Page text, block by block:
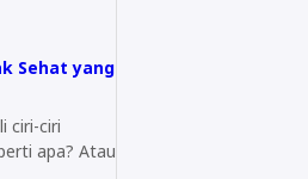
Sehat yang
ciri-ciri
apa? Atau